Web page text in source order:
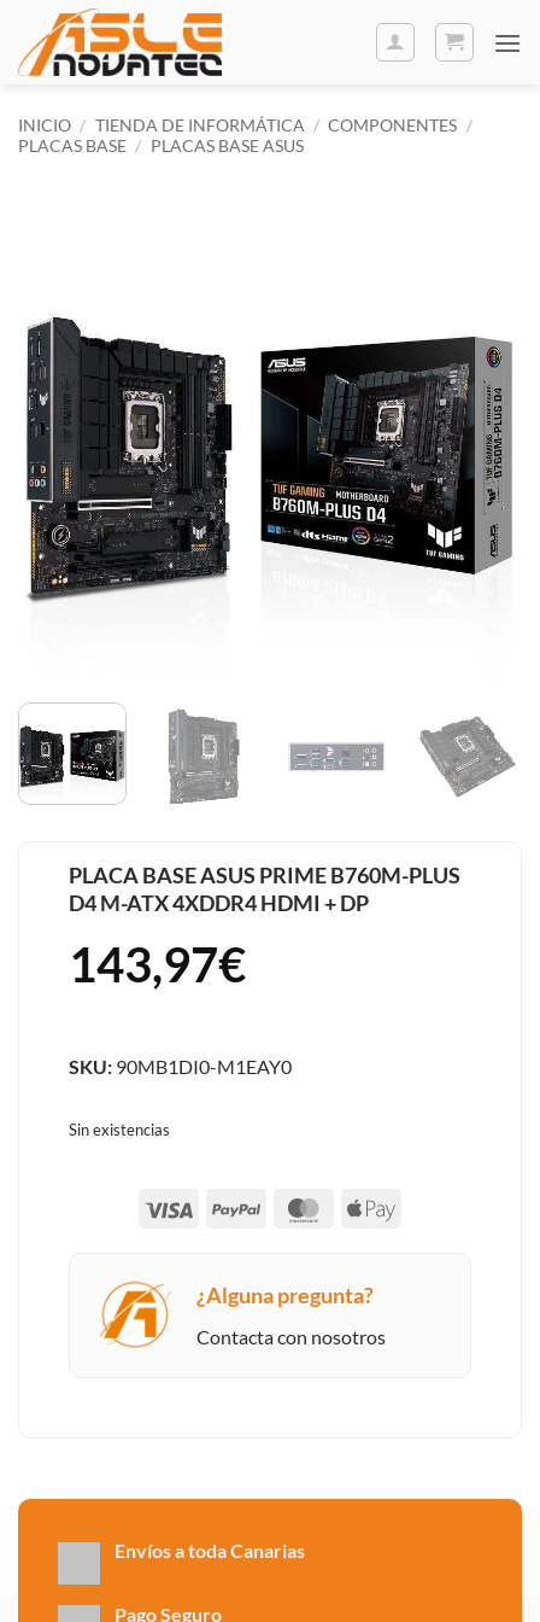
contenido
INICIO / TIENDA DE INFORMÁTICA / COMPONENTES /
PLACAS BASE / PLACAS BASE ASUS
PLACA BASE ASUS PRIME B760M-PLUS
D4 M-ATX 4XDDR4 HDMI + DP
143,97€
SKU:90MB1DI0-M1EAY0
Sin existencias
Visa PayPal MasterCard
Apple
¿Alguna pregunta?
Contacta con nosotros
Envíos a toda Canarias
Pago Seguro